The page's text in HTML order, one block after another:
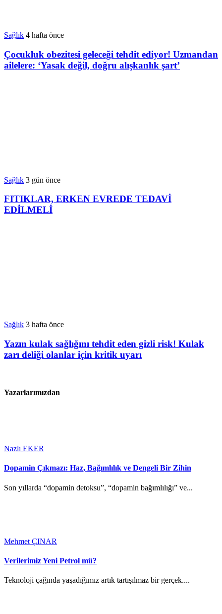
Sağlık 4 hafta önce
Çocukluk obezitesi geleceği tehdit ediyor! Uzmandan
ailelere: ‘Yasak değil, doğru alışkanlık şart’
Sağlık 3 gün önce
FITIKLAR, ERKEN EVREDE TEDAVİ
EDİLMELİ
Sağlık 3 hafta önce
Yazın kulak sağlığını tehdit eden gizli risk! Kulak
zarı deliği olanlar için kritik uyarı
Yazarlarımızdan
Nazlı EKER
Dopamin Çıkmazı: Haz, Bağımlılık ve Dengeli Bir Zihin
Son yıllarda “dopamin detoksu”, “dopamin bağımlılığı” ve...
Mehmet ÇINAR
Verilerimiz Yeni Petrol mü?
Teknoloji çağında yaşadığımız artık tartışılmaz bir gerçek....